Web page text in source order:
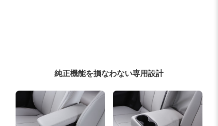
純正機能を損なわない専用設計